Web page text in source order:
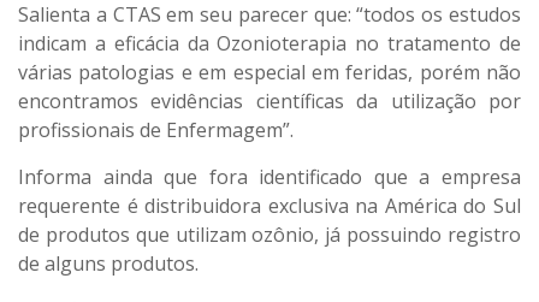
Salienta a CTAS em seu parecer que: “todos os estudos
indicam a eficácia da Ozonioterapia no tratamento de
várias patologias e em especial em feridas, porém não
encontramos evidências científicas da utilização por
profissionais de Enfermagem”.
Informa ainda que fora identificado que a empresa
requerente é distribuidora exclusiva na América do Sul
de produtos que utilizam ozônio, já possuindo registro
de alguns produtos.